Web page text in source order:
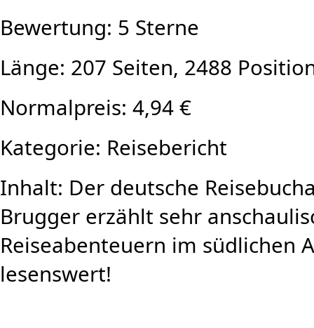
Bewertung: 5 Sterne
Länge: 207 Seiten, 2488
Normalpreis: 4,94 €
Kategorie: Reisebericht
Inhalt: Der deutsche
Brugger erzählt sehr
Reiseabenteuern im südlichen
lesenswert!